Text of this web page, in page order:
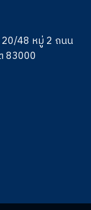
20/48 หมู่ 2 ถนน
83000